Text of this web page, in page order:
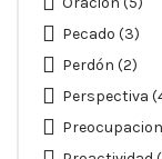
Pecado (3)
Perdón (2)
Perspectiva